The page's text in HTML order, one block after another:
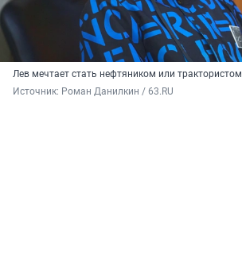
Лев мечтает стать нефтяником или трактористом
Источник: Роман Данилкин / 63.RU